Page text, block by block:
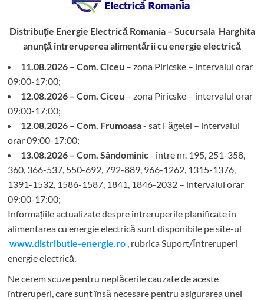
Distribuție Energie Electrică Romania – Sucursala Harghita
anunță întreruperea alimentării cu energie electrică
11.08.2026 – Com. Ciceu – zona Piricske – intervalul orar
09:00-17:00;
12.08.2026 – Com. Ciceu – zona Piricske – intervalul orar
09:00-17:00;
12.08.2026 – Com. Frumoasa- sat Făgețel – intervalul
orar 09:00-17:00;
13.08.2026 – Com. Sândominic- între nr. 195, 251-358,
360, 366-537, 550-692, 792-889, 966-1262, 1315-1376,
1391-1532, 1586-1587, 1841, 1846-2032 – intervalul orar
09:00-17:00;
Informațiile actualizate despre întreruperile planificate în
alimentarea cu energie electrică sunt disponibile pe site-ul
www.distributie-energie.ro , rubrica Suport/Întreruperi
energie electrică.
Ne cerem scuze pentru neplăcerile cauzate de aceste
întreruperi, care sunt însă necesare pentru asigurarea unei